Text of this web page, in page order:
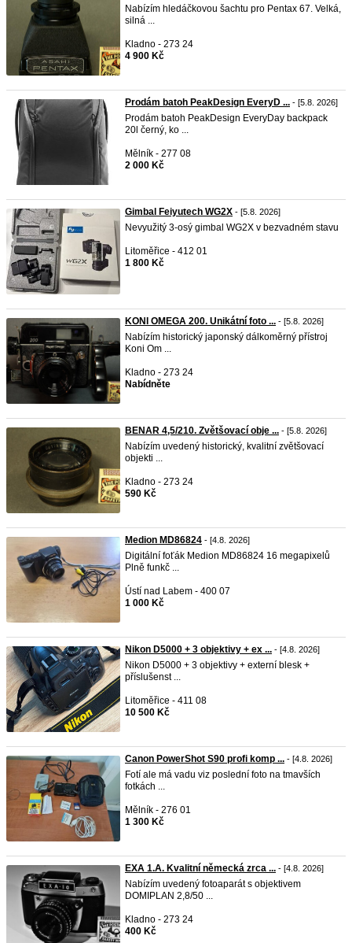
Nabízím hledáčkovou šachtu pro Pentax 67. Velká,
silná ...
Kladno - 273 24
4 900 Kč
Prodám batoh PeakDesign EveryD ... - [5.8. 2026]
Prodám batoh PeakDesign EveryDay backpack
20l černý, ko ...
Mělník - 277 08
2 000 Kč
Gimbal Feiyutech WG2X - [5.8. 2026]
Nevyužitý 3-osý gimbal WG2X v bezvadném stavu
Litoměřice - 412 01
1 800 Kč
KONI OMEGA 200. Unikátní foto ... - [5.8. 2026]
Nabízím historický japonský dálkoměrný přístroj
Koni Om ...
Kladno - 273 24
Nabídněte
BENAR 4,5/210. Zvětšovací obje ... - [5.8. 2026]
Nabízím uvedený historický, kvalitní zvětšovací
objekti ...
Kladno - 273 24
590 Kč
Medion MD86824 - [4.8. 2026]
Digitální foťák Medion MD86824 16 megapixelů
Plně funkč ...
Ústí nad Labem - 400 07
1 000 Kč
Nikon D5000 + 3 objektivy + ex ... - [4.8. 2026]
Nikon D5000 + 3 objektivy + externí blesk +
příslušenst ...
Litoměřice - 411 08
10 500 Kč
Canon PowerShot S90 profi komp ... - [4.8. 2026]
Fotí ale má vadu viz poslední foto na tmavších
fotkách ...
Mělník - 276 01
1 300 Kč
EXA 1.A. Kvalitní německá zrca ... - [4.8. 2026]
Nabízím uvedený fotoaparát s objektivem
DOMIPLAN 2,8/50 ...
Kladno - 273 24
400 Kč